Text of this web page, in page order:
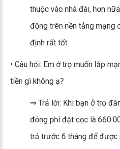
thuộc vào nhà đài, hơn
động trên nền tảng mạng
định rất tốt.
• Câu hỏi: Em ở trọ muốn lắp
tiền gì không ạ?
⇒ Trả lời: Khi bạn ở trọ
đóng phí đặt cọc là
trả trước 6 tháng để